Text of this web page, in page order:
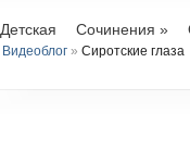
Детская Сочинения »
Видеоблог » Сиротские глаза